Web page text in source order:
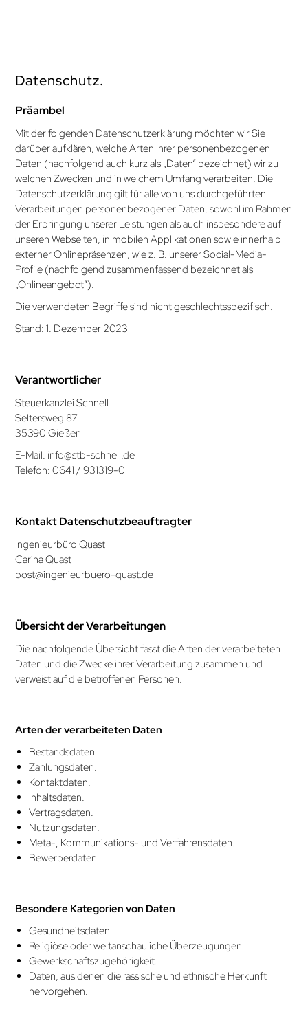
Datenschutz.
Präambel
Mit der folgenden Datenschutzerklärung möchten wir Sie
darüber aufklären, welche Arten Ihrer personenbezogenen
Daten (nachfolgend auch kurz als „Daten“ bezeichnet) wir zu
welchen Zwecken und in welchem Umfang verarbeiten. Die
Datenschutzerklärung gilt für alle von uns durchgeführten
Verarbeitungen personenbezogener Daten, sowohl im Rahmen
der Erbringung unserer Leistungen als auch insbesondere auf
unseren Webseiten, in mobilen Applikationen sowie innerhalb
externer Onlinepräsenzen, wie z. B. unserer Social-Media-
Profile (nachfolgend zusammenfassend bezeichnet als
„Onlineangebot“).
Die verwendeten Begriffe sind nicht geschlechtsspezifisch.
Stand: 1. Dezember 2023
Verantwortlicher
Steuerkanzlei Schnell
Seltersweg 87
35390 Gießen
E-Mail:info@stb-schnell.de
Telefon:0641 / 931319-0
Kontakt Datenschutzbeauftragter
Ingenieurbüro Quast
Carina Quast
post@ingenieurbuero-quast.de
Übersicht der Verarbeitungen
Die nachfolgende Übersicht fasst die Arten der verarbeiteten
Daten und die Zwecke ihrer Verarbeitung zusammen und
verweist auf die betroffenen Personen.
Arten der verarbeiteten Daten
Bestandsdaten.
Zahlungsdaten.
Kontaktdaten.
Inhaltsdaten.
Vertragsdaten.
Nutzungsdaten.
Meta-, Kommunikations- und Verfahrensdaten.
Bewerberdaten.
Besondere Kategorien von Daten
Gesundheitsdaten.
Religiöse oder weltanschauliche Überzeugungen.
Gewerkschaftszugehörigkeit.
Daten, aus denen die rassische und ethnische Herkunft
hervorgehen.